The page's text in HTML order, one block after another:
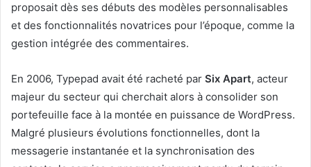
proposait dès ses débuts des modèles personnalisables
et des fonctionnalités novatrices pour l’époque, comme la
gestion intégrée des commentaires.
En 2006, Typepad avait été racheté par Six Apart, acteur
majeur du secteur qui cherchait alors à consolider son
portefeuille face à la montée en puissance de WordPress.
Malgré plusieurs évolutions fonctionnelles, dont la
messagerie instantanée et la synchronisation des